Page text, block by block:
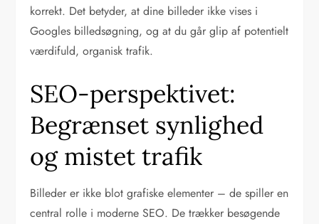
korrekt. Det betyder, at dine billeder ikke vises i
Googles billedsøgning, og at du går glip af potentielt
værdifuld, organisk trafik.
SEO-perspektivet:
Begrænset synlighed
og mistet trafik
Billeder er ikke blot grafiske elementer – de spiller en
central rolle i moderne SEO. De trækker besøgende